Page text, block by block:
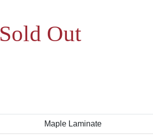
Sold Out
Maple Laminate